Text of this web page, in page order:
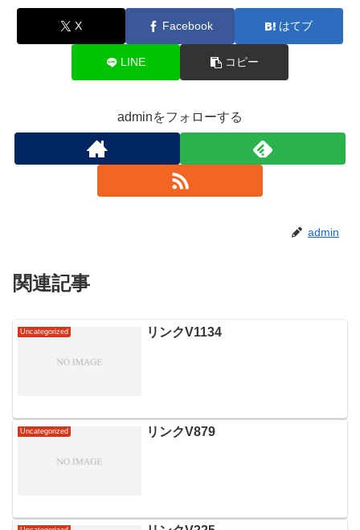
X Facebook はてブ
LINE コピー
adminをフォローする
admin
関連記事
Uncategorized リンクV1134
Uncategorized リンクV879